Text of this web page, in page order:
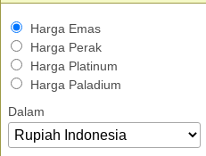
Harga Emas
Harga Perak
Harga Platinum
Harga Paladium
Dalam